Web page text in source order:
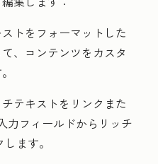
トをフォーマットした
、コンテンツをカスタ
テキストをリンクまた
力フィールドからリッチ
します。